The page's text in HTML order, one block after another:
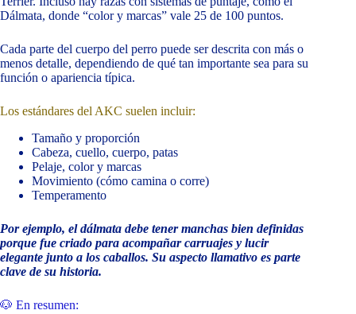
Dálmata, donde “color y marcas” vale 25 de 100 puntos.
Cada parte del cuerpo del perro puede ser descrita con más o
menos detalle, dependiendo de qué tan importante sea para su
función o apariencia típica.
Los estándares del AKC suelen incluir:
Tamaño y proporción
Cabeza, cuello, cuerpo, patas
Pelaje, color y marcas
Movimiento (cómo camina o corre)
Temperamento
Por ejemplo, el dálmata debe tener manchas bien definidas
porque fue criado para acompañar carruajes y lucir
elegante junto a los caballos. Su aspecto llamativo es parte
clave de su historia.
🐶 En resumen: